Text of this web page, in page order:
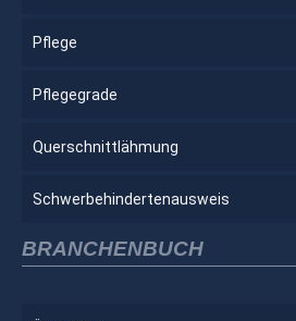
Pflege
Pflegegrade
Querschnittlähmung
Schwerbehindertenausweis
BRANCHENBUCH